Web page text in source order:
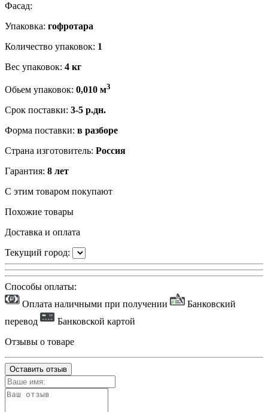
Фасад:
Упаковка: гофротара
Количество упаковок: 1
Вес упаковок: 4 кг
Обьем упаковок: 0,010 м3
Срок поставки: 3-5 р.дн.
Форма поставки: в разборе
Страна изготовитель: Россия
Гарантия: 8 лет
С этим товаром покупают
Похожие товары
Доставка и оплата
Текущий город:
Способы оплаты:
Оплата наличными при получении
Банковский
перевод
Банковской картой
Отзывы о товаре
Оставить отзыв